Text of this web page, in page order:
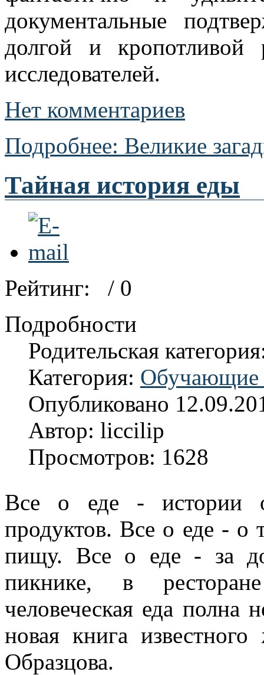
документальные
долгой и кропотливой
исследователей.
Нет комментариев
Подробнее: Великие
Тайная история еды
Рейтинг:
/ 0
Подробности
Родительская
Категория: Обучающие
Опубликовано
Автор: liccilip
Просмотров: 1628
Все о еде - истории
продуктов. Все о еде - о
пищу. Все о еде - за
пикнике, в
человеческая еда полна
новая книга
Образцова.